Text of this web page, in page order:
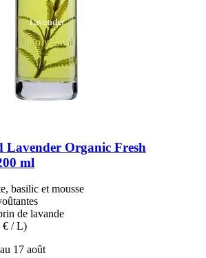
Lavender Organic Fresh
ml
basilic et mousse
de lavande
€ / L)
17 août